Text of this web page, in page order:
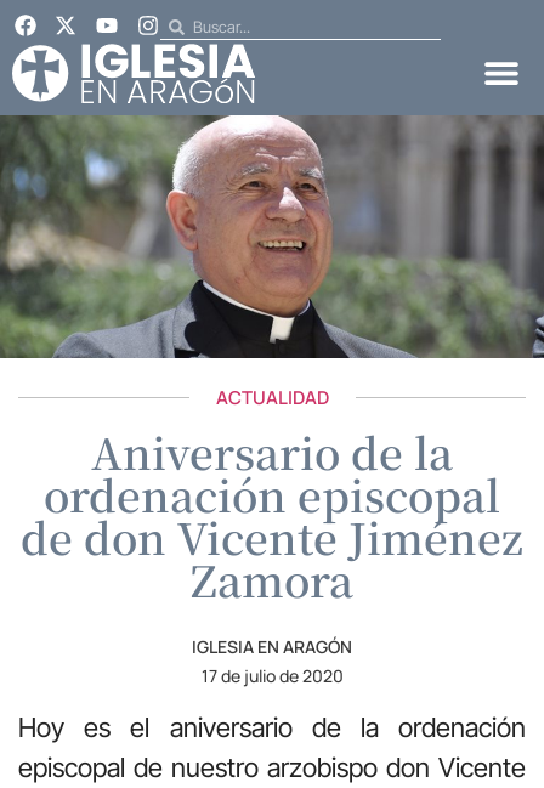
ACTUALIDAD
Aniversario de la
ordenación episcopal
de don Vicente Jiménez
Zamora
IGLESIA EN ARAGÓN
17 de julio de 2020
Hoy es el aniversario de la ordenación
episcopal de nuestro arzobispo don Vicente